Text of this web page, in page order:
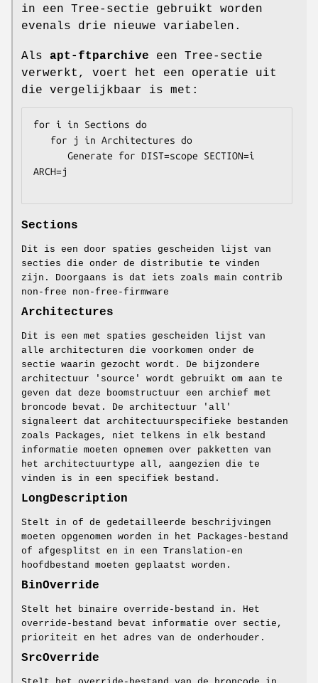
in een Tree-sectie gebruikt worden
evenals drie nieuwe variabelen.
Als apt-ftparchive een Tree-sectie
verwerkt, voert het een operatie uit
die vergelijkbaar is met:
for i in Sections do
ARCH=j
Sections
Dit is een door spaties gescheiden lijst van
secties die onder de distributie te vinden
zijn. Doorgaans is dat iets zoals main contrib
non-free non-free-firmware
Architectures
Dit is een met spaties gescheiden lijst van
alle architecturen die voorkomen onder de
sectie waarin gezocht wordt. De bijzondere
architectuur 'source' wordt gebruikt om aan te
geven dat deze boomstructuur een archief met
broncode bevat. De architectuur 'all'
signaleert dat architectuurspecifieke bestanden
zoals Packages, niet telkens in elk bestand
informatie moeten opnemen over pakketten van
het architectuurtype all, aangezien die te
vinden is in een specifiek bestand.
LongDescription
Stelt in of de gedetailleerde beschrijvingen
moeten opgenomen worden in het Packages-bestand
of afgesplitst en in een Translation-en
hoofdbestand moeten geplaatst worden.
BinOverride
Stelt het binaire override-bestand in. Het
override-bestand bevat informatie over sectie,
prioriteit en het adres van de onderhouder.
SrcOverride